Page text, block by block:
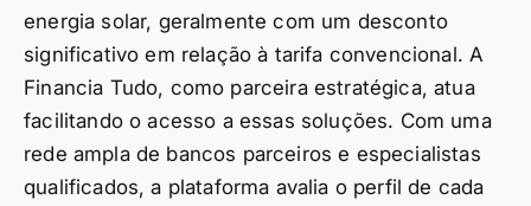
energia solar, geralmente com um desconto
significativo em relação à tarifa convencional. A
Financia Tudo, como parceira estratégica, atua
facilitando o acesso a essas soluções. Com uma
rede ampla de bancos parceiros e especialistas
qualificados, a plataforma avalia o perfil de cada